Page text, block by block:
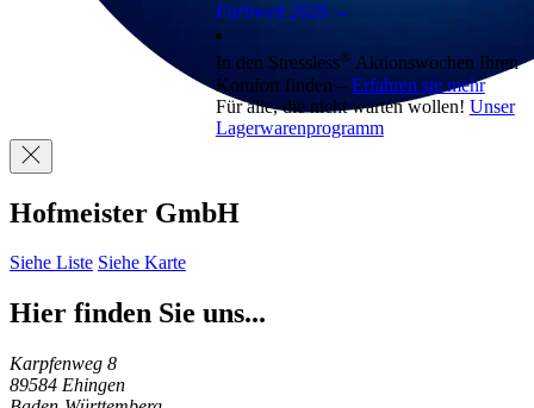
Farbwelt 2026 →
In den Stressless® Aktionswochen Ihren
Komfort finden – Erfahren sie mehr
Für alle, die nicht warten wollen! Unser
Lagerwarenprogramm
Hofmeister GmbH
Siehe Liste Siehe Karte
Hier finden Sie uns...
Karpfenweg 8
89584 Ehingen